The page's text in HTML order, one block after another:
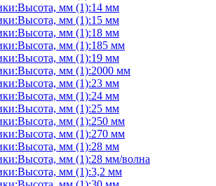
мм (1):14 мм
мм (1):15 мм
мм (1):18 мм
мм (1):185 мм
мм (1):19 мм
мм (1):2000 мм
мм (1):23 мм
мм (1):24 мм
мм (1):25 мм
мм (1):250 мм
мм (1):270 мм
мм (1):28 мм
мм (1):28 мм/волна
мм (1):3,2 мм